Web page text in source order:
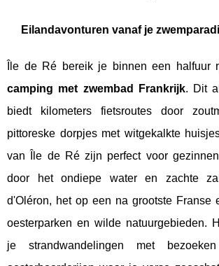
Eilandavonturen vanaf je
Île de Ré bereik je binnen een halfuur
camping met zwembad Frankrijk. Dit
biedt kilometers fietsroutes door
pittoreske dorpjes met witgekalkte
van Île de Ré zijn perfect voor
door het ondiepe water en zachte
d'Oléron, het op een na grootste Franse
oesterparken en wilde natuurgebieden.
je strandwandelingen met